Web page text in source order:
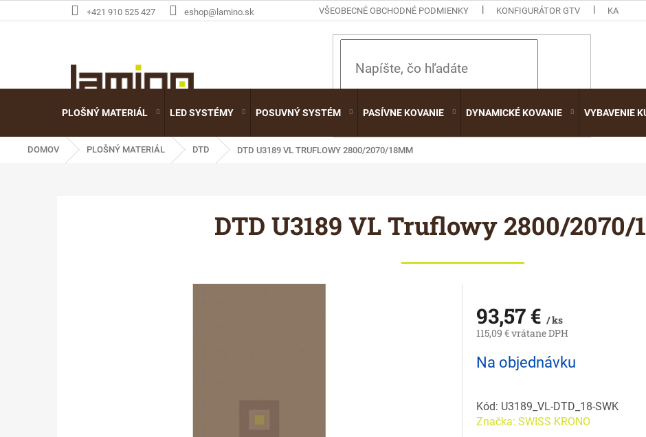
na
+421 910 525 427 eshop@lamino.sk VŠEOBECNÉ OBCHODNÉ PODMIENKY KONFIGURÁTOR GTV KATALÓGY
HĽADAŤ
PLOŠNÝ MATERIÁL LED SYSTÉMY POSUVNÝ SYSTÉM PASÍVNE KOVANIE DYNAMICKÉ KOVANIE VYBAVENIE
DOMOV PLOŠNÝ MATERIÁL DTD DTD U3189 VL TRUFLOWY 2800/2070/18MM
DTD U3189 VL Truflowy 2800/2070/
93,57 € / ks
115,09 € vrátane DPH
Jednotková
cena:
Na objednávku
Kód: U3189_VL-DTD_18-SWK
Značka: SWISS KRONO